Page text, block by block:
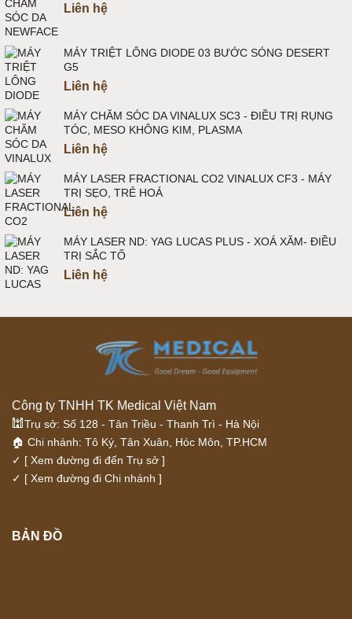
Liên hệ
MÁY TRIỆT LÔNG DIODE 03 BƯỚC SÓNG DESERT
G5
Liên hệ
MÁY CHĂM SÓC DA VINALUX SC3 - ĐIỀU TRỊ RỤNG
TÓC, MESO KHÔNG KIM, PLASMA
Liên hệ
MÁY LASER FRACTIONAL CO2 VINALUX CF3 - MÁY
TRỊ SẸO, TRẺ HOÁ
Liên hệ
MÁY LASER ND: YAG LUCAS PLUS - XOÁ XĂM- ĐIỀU
TRỊ SẮC TỐ
Liên hệ
Công ty TNHH TK Medical Việt Nam
🕍 Trụ sở: Số 128 - Tân Triều - Thanh Trì - Hà Nội
🏠 Chi nhánh: Tô Ký, Tân Xuân, Hóc Môn, TP.HCM
✓ [ Xem đường đi đến Trụ sở ]
✓ [ Xem đường đi Chi nhánh ]
BẢN ĐỒ